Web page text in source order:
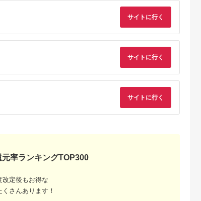
サイトに行く
サイトに行く
サイトに行く
率ランキングTOP300
改定後もお得な
さんあります！